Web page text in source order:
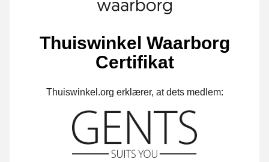
Thuiswinkel Waarborg
Certifikat
Thuiswinkel.org erklærer, at dets medlem: